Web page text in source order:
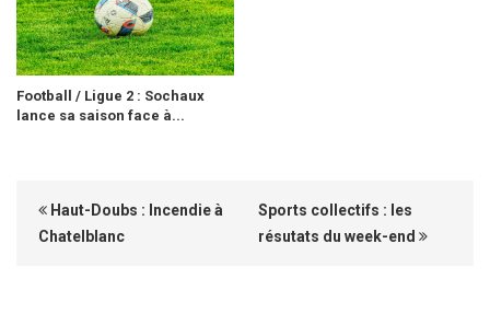
Football / Ligue 2 : Sochaux
lance sa saison face à...
Haut-Doubs : Incendie à
Chatelblanc
Sports collectifs : les
résutats du week-end